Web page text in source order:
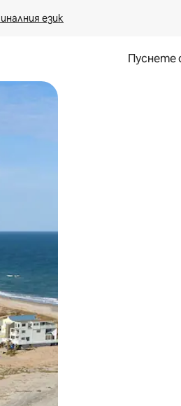
език
Пуснете
или плъзгане.